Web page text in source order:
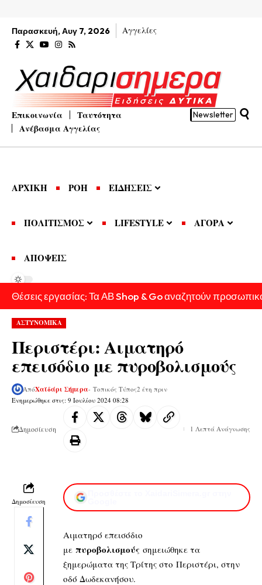
Παρασκευή, Αυγ 7, 2026 Αγγελίες
Επικοινωνία
Ταυτότητα
Ανέβασμα Αγγελίας
Newsletter
ΑΡΧΙΚΗ ΡΟΗ ΕΙΔΗΣΕΙΣ
ΠΟΛΙΤΙΣΜΟΣ LIFESTYLE ΑΓΟΡΑ
ΑΠΟΨΕΙΣ
Θέσεις εργασίας: Τα ΑΒ Shop & Go αναζητούν
ΑΣΤΥΝΟΜΙΚΑ
Περιστέρι: Αιματηρό
επεισόδιο με πυροβολισμούς
Ενημερώθηκε στις: 9 Ιουλίου 2024 08:28
ΑπόΧαϊδάρι Σήμερα- Τοπικός Τύπος2 έτη πριν
Δημοσίευση 1 Λεπτά Ανάγνωσης
Δημοσίευση
Αιματηρό επεισόδιο
με πυροβολισμούς σημειώθηκε τα
ξημερώματα της Τρίτης στο Περιστέρι, στην
οδό Δωδεκανήσου.